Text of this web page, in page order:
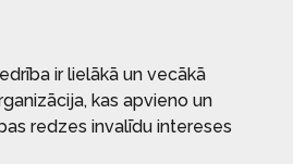
ir lielākā un vecākā
kas apvieno un
redzes invalīdu intereses